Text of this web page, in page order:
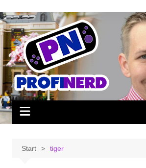
Inhalt
springen
Start tiger